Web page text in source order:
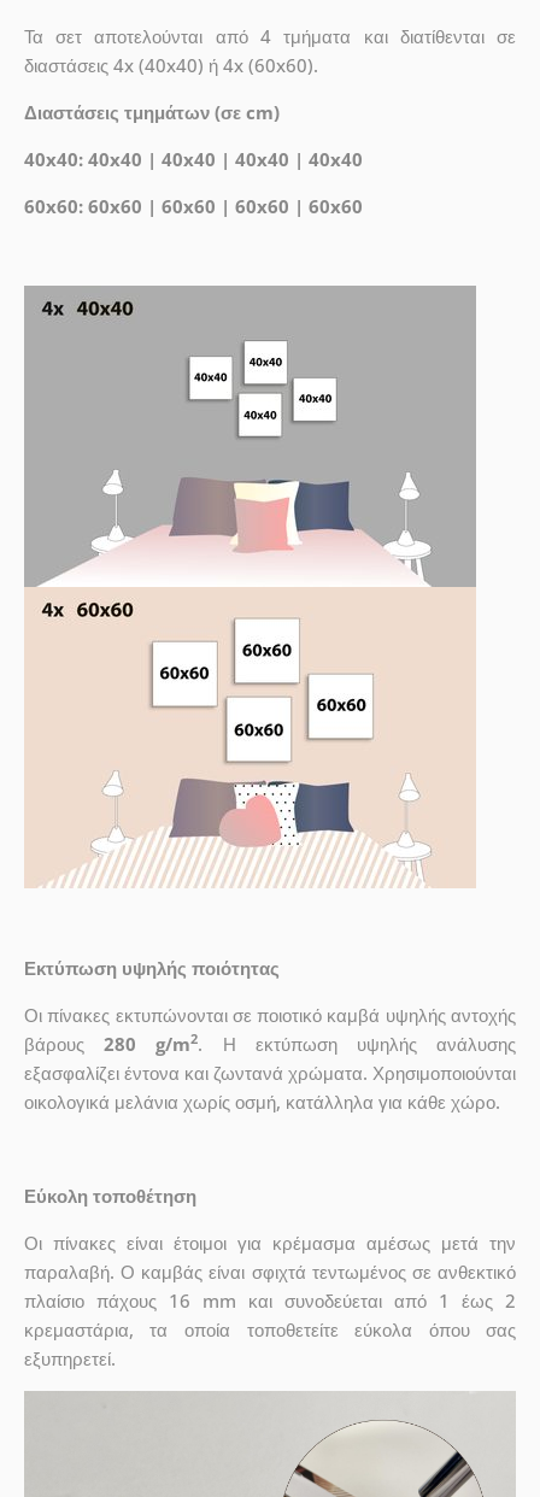
Τα σετ αποτελούνται από 4 τμήματα και διατίθενται σε
διαστάσεις 4x (40x40) ή 4x (60x60).
Διαστάσεις τμημάτων (σε cm)
40x40: 40x40 | 40x40 | 40x40 | 40x40
60x60: 60x60 | 60x60 | 60x60 | 60x60
Εκτύπωση υψηλής ποιότητας
Οι πίνακες εκτυπώνονται σε ποιοτικό καμβά υψηλής αντοχής
βάρους280 g/m2. Η εκτύπωση υψηλής ανάλυσης
εξασφαλίζει έντονα και ζωντανά χρώματα. Χρησιμοποιούνται
οικολογικά μελάνια χωρίς οσμή, κατάλληλα για κάθε χώρο.
Εύκολη τοποθέτηση
Οι πίνακες είναι έτοιμοι για κρέμασμα αμέσως μετά την
παραλαβή. Ο καμβάς είναι σφιχτά τεντωμένος σε ανθεκτικό
πλαίσιο πάχους 16 mm και συνοδεύεται από 1 έως 2
κρεμαστάρια, τα οποία τοποθετείτε εύκολα όπου σας
εξυπηρετεί.